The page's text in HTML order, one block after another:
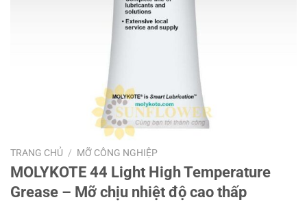
TRANG CHỦ / MỠ CÔNG NGHIỆP
MOLYKOTE 44 Light High Temperature
Grease – Mỡ chịu nhiệt độ cao thấp